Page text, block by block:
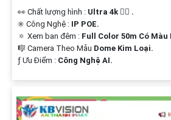
👀 Chất lượng hình : Ultra 4k 👍🏾 .
✳️ Công Nghệ : IP POE.
🔅 Xem ban đêm : Full Color 50m Có Màu
🎼️ Camera Theo Mẫu Dome Kim Loại.
️ƒ Ưu Điểm : Công Nghệ AI.